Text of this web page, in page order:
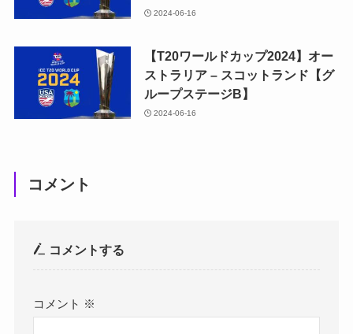
2024-06-16
【T20ワールドカップ2024】オー
ストラリア – スコットランド【グ
ループステージB】
2024-06-16
コメント
コメントする
コメント ※